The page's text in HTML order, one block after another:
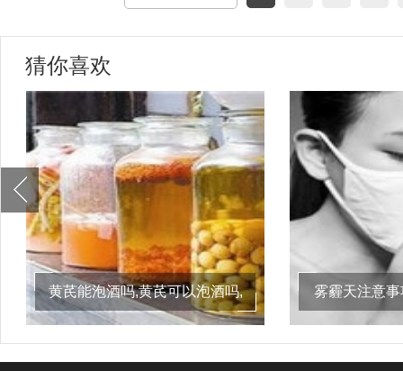
猜你喜欢
黄芪能泡酒吗,黄芪可以泡酒吗,
黄芪泡酒有什么功效
雾霾天注意
么,雾霾